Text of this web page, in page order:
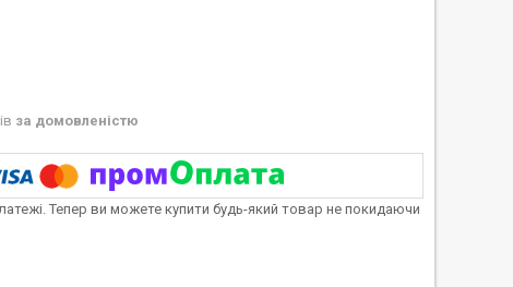
за домовленістю
Тепер ви можете купити будь-який товар не покидаючи